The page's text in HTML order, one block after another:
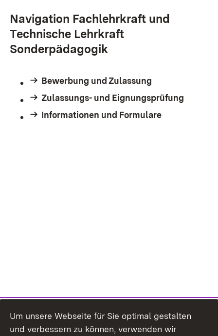
Navigation Fachlehrkraft und
Technische Lehrkraft
Sonderpädagogik
Bewerbung und Zulassung
Zulassungs- und Eignungsprüfung
Informationen und Formulare
Um unsere Webseite für Sie optimal gestalten
und verbessern zu können, verwenden wir